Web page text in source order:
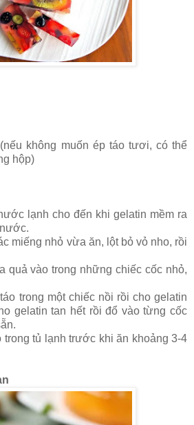
không muốn ép táo tươi, có thể
hộp)
lạnh cho đến khi gelatin mềm ra
miếng nhỏ vừa ăn, lột bỏ vỏ nho, rồi
quả vào trong những chiếc cốc nhỏ,
trong một chiếc nồi rồi cho gelatin
gelatin tan hết rồi đổ vào từng cốc
tủ lạnh trước khi ăn khoảng 3-4